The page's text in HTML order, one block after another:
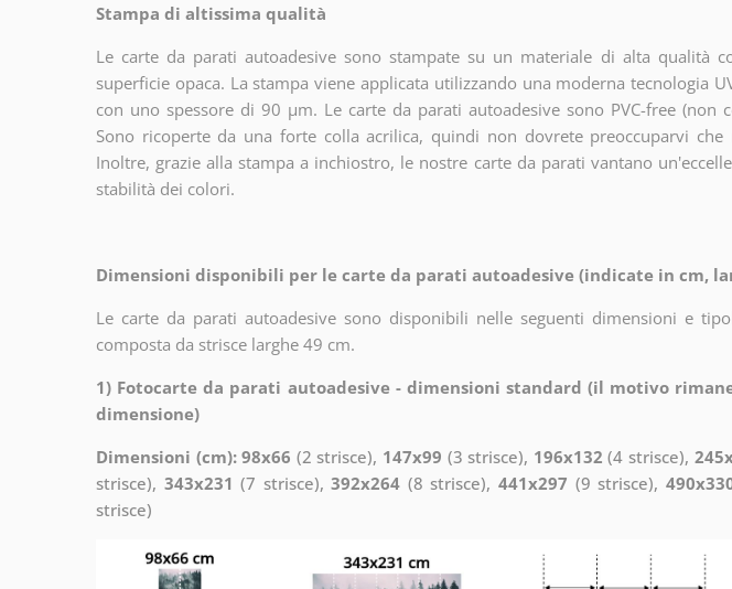
Stampa di altissima qualità
Le carte da parati autoadesive sono stampate su un materiale di alta qualità
superficie opaca. La stampa viene applicata utilizzando una moderna tecnologia
con uno spessore di 90 µm. Le carte da parati autoadesive sono PVC-free (non
Sono ricoperte da una forte colla acrilica, quindi non dovrete preoccuparvi che
Inoltre, grazie alla stampa a inchiostro, le nostre carte da parati vantano
stabilità dei colori.
Dimensioni disponibili per le carte da parati autoadesive (indicate in cm,
Le carte da parati autoadesive sono disponibili nelle seguenti dimensioni e
composta da strisce larghe 49 cm.
1) Fotocarte da parati autoadesive - dimensioni standard (il motivo
dimensione)
Dimensioni (cm): 98x66 (2 strisce), 147x99 (3 strisce), 196x132 (4 strisce),
strisce), 343x231 (7 strisce),392x264 (8 strisce),441x297 (9 strisce),
strisce)